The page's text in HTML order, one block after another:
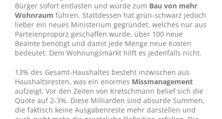
Bürger sofort entlasten und würde zum Bau von mehr
Wohnraum führen. Stattdessen hat grün-schwarz jedoch
lieber ein neues Ministerium gegründet, welches nur aus
Parteienproporz geschaffen wurde, über 100 neue
Beamte benötigt und damit jede Menge neue Kosten
bedeutet. Dem Wohnungsmarkt hilft es jedenfalls nicht.
13% des Gesamt-Haushaltes besteht inzwischen aus
Haushaltsresten, was ein enormes Missmanagement
aufzeigt. Vor den Zeiten von Kretschmann belief sich die
Quote auf 2-3%. Diese Milliarden sind absurde Summen,
die faktisch keine Ausgabenreste mehr darstellen und